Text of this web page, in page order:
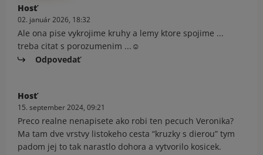
Hosť
02. január 2026, 18:32
Ale ona pise vykrojime kruhy a lemy ktore spojime ...
treba citat s porozumenim ...☺️
Odpovedať
Hosť
15. september 2024, 09:21
Preco realne nenapisete ako robi ten pecuch Veronika?
Ma tam dve vrstvy listokeho cesta “kruzky s dierou” tym
padom jej to tak narastlo dohora a vytvorilo kosicek.